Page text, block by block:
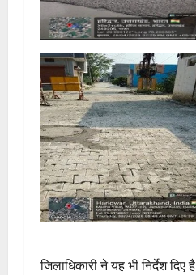
जिलाधिकारी ने यह भी निर्देश दिए है